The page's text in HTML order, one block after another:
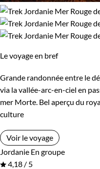
Le voyage en bref
Grande randonnée entre le
via la vallée-arc-en-ciel en
mer Morte. Bel aperçu du
culture
Voir le voyage
Jordanie En groupe
4,18 / 5